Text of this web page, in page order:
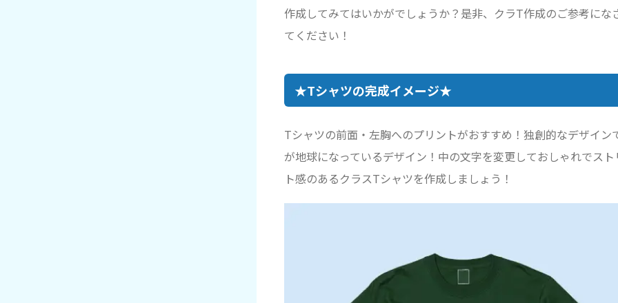
作成してみてはいかがでしょうか？是非、クラT作成のご参考にな
てください！
★Tシャツの完成イメージ★
Tシャツの前面・左胸へのプリントがおすすめ！独創的なデザイン
が地球になっているデザイン！中の文字を変更しておしゃれでスト
ト感のあるクラスTシャツを作成しましょう！